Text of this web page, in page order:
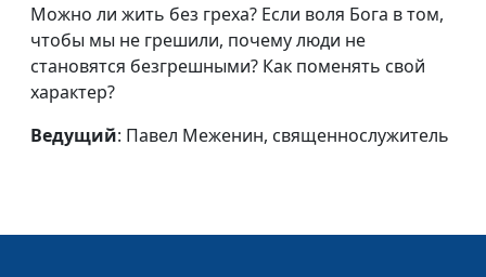
Маленькие шаги к
большим
изменениям
Андрей Довгель,
священнослужитель
Эпоха нелюбви
Андрей Довгель,
справедливость
священнослужитель
Можно ли жить без греха? Если воля Бога в том,
чтобы мы не грешили, почему люди не
становятся безгрешными? Как поменять свой
характер?
Ведущий: Павел Меженин, священнослужитель